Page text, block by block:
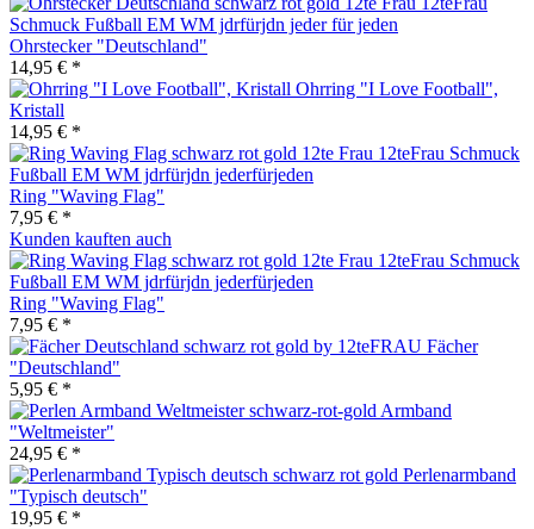
Ohrstecker "Deutschland"
14,95 € *
Ohrring "I Love Football",
Kristall
14,95 € *
Ring "Waving Flag"
7,95 € *
Kunden kauften auch
Ring "Waving Flag"
7,95 € *
Fächer
"Deutschland"
5,95 € *
Armband
"Weltmeister"
24,95 € *
Perlenarmband
"Typisch deutsch"
19,95 € *